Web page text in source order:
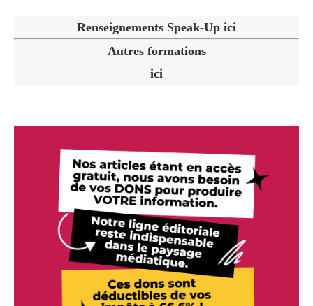
Renseignements Speak-Up ici
Autres formations
ici